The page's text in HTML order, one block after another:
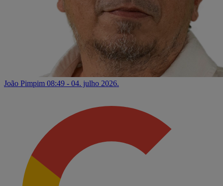
João Pimpim 08:49 - 04. julho 2026.